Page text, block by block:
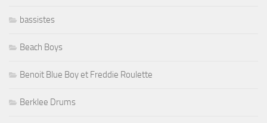
bassistes
Beach Boys
Benoit Blue Boy et Freddie Roulette
Berklee Drums